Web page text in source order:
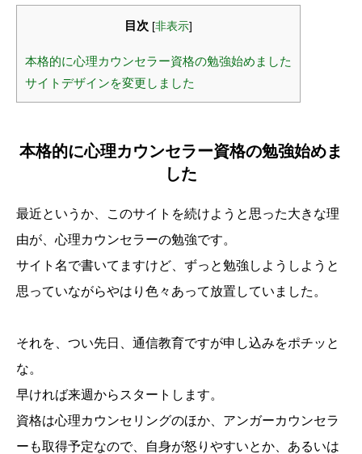
目次 [非表示]
本格的に心理カウンセラー資格の勉強始めました
サイトデザインを変更しました
本格的に心理カウンセラー資格の勉強始めま
した
最近というか、このサイトを続けようと思った大きな理
由が、心理カウンセラーの勉強です。
サイト名で書いてますけど、ずっと勉強しようしようと
思っていながらやはり色々あって放置していました。
それを、つい先日、通信教育ですが申し込みをポチッと
な。
早ければ来週からスタートします。
資格は心理カウンセリングのほか、アンガーカウンセラ
ーも取得予定なので、自身が怒りやすいとか、あるいは